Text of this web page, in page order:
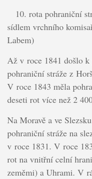
10. rota pohraniční
sídlem vrchního
Labem)
Až v roce 1841 došlo
pohraniční stráže z
V roce 1843 měla
deseti rot více než 2
Na Moravě a ve
pohraniční stráže na
v roce 1831. V roce
rot na vnitřní celní
zeměmi) a Uhrami. V